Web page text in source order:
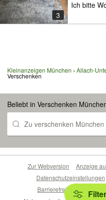
3
Ich bitte
Kleinanzeigen München Allach-
Verschenken
Beliebt in Verschenken
Zu verschenken München
Zur Webversion Anzeige
Datenschutzeinstellungen
Barrierefreiheitserklärung